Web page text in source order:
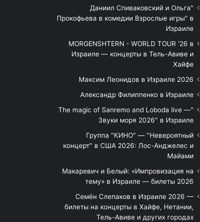
"Даниил Спиваковский и Ольга
Прокофьева в комедии Взрослые игры" в
Израиле
MORGENSHTERN - WORLD TOUR '26 в
Израиле — концерты в Тель-Авиве и
Хайфе
Максим Леонидов в Израиле 2026
Александр Филиппенко в Израиле
"The magic of Sanremo and Loboda live —
Звуки моря 2026" в Израиле
Группа "КИНО" — "Невероятный
концерт" в США 2026: Лос-Анджелес и
Майами
Макаревич и Белый: «Импровизация на
тему» в Израиле — билеты 2026
Семён Слепаков в Израиле 2026 —
билеты на концерты в Хайфе, Нетании,
Тель-Авиве и других городах